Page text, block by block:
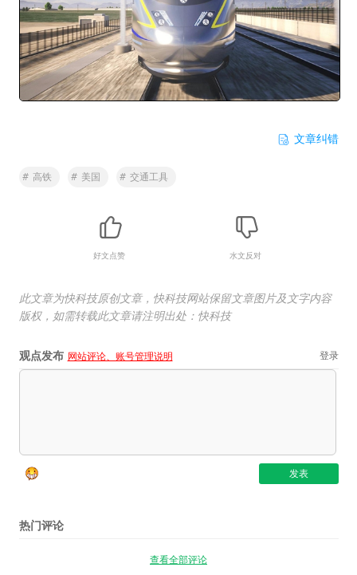
文章纠错
# 高铁 # 美国 # 交通工具
好文点赞 水文反对
此文章为快科技原创文章，快科技网站保留文章图片及文字内容
版权，如需转载此文章请注明出处：快科技
观点发布 网站评论、账号管理说明 登录
热门评论
查看全部评论